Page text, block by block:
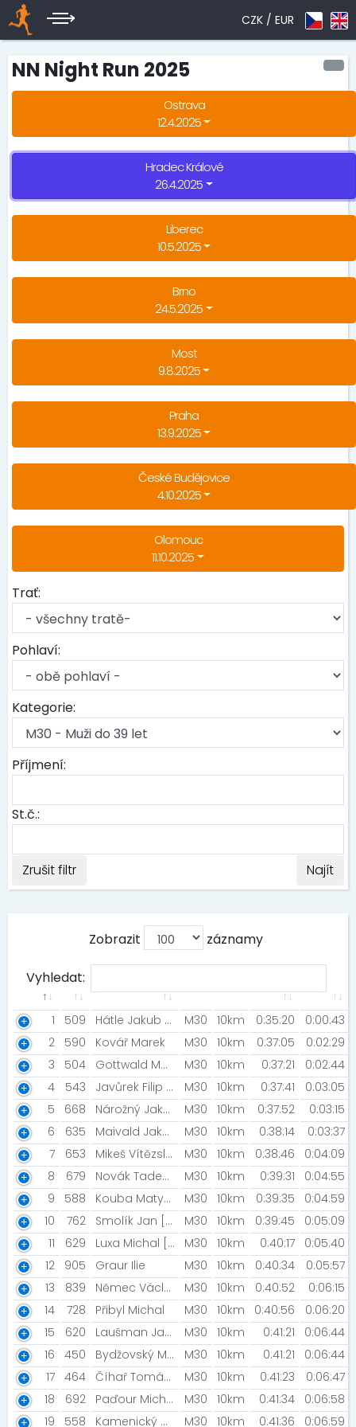
CZK / EUR
NN Night Run 2025
Ostrava
12.4.2025
Hradec Králové
26.4.2025
Liberec
10.5.2025
Brno
24.5.2025
Most
9.8.2025
Praha
13.9.2025
České Budějovice
4.10.2025
Olomouc
11.10.2025
Trať:
Pohlaví:
Kategorie:
Příjmení:
St.č.:
Zrušit filtr Najít
Zobrazit záznamy
Vyhledat:
1 509 Hátle Jakub [Poko Running Team ] M30 10km 0:35:20
0:00:43
2
590 Kovář Marek M30 10km 0:37:05
0:02:29
3
504 Gottwald Martin M30 10km 0:37:21
0:02:44
4
543 Javůrek Filip [NN2022] M30 10km 0:37:41
0:03:05
5
668 Nárožný Jakub [:)] M30 10km 0:37:52
0:03:15
6
635 Maivald Jakub M30 10km 0:38:14
0:03:37
7
653 Mikeš Vítězslav [Zdobín - DJ Brácha team] M30 10km 0:38:46
0:04:09
8
679 Novák Tadeáš M30 10km 0:39:31
0:04:55
9
588 Kouba Matyáš M30 10km 0:39:35
0:04:59
10
762 Smolík Jan [Roudničtí běžci] M30 10km 0:39:45
0:05:09
11
629 Luxa Michal [MIZUNO TEAM ] M30 10km 0:40:17
0:05:40
12
905 Graur Ilie M30 10km 0:40:34
0:05:57
13
839 Němec Václav M30 10km 0:40:52
0:06:15
14
728 Přibyl Michal M30 10km 0:40:56
0:06:20
15
620 Laušman Jakub [Bačalky ] M30 10km 0:41:21
0:06:44
16
450 Bydžovský Marek M30 10km 0:41:21
0:06:44
17 464 Číhař Tomáš [Chvojenec ] M30 10km 0:41:23
0:06:47
18
692 Paďour Michal M30 10km 0:41:34
0:06:58
19
558 Kamenický Milan [Run4Fun] M30 10km 0:41:36 0:06:59